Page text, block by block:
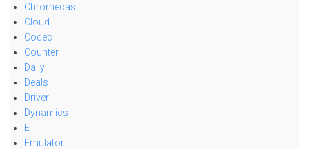
Chromecast
Cloud
Codec
Counter
Daily
Deals
Driver
Dynamics
E
Emulator